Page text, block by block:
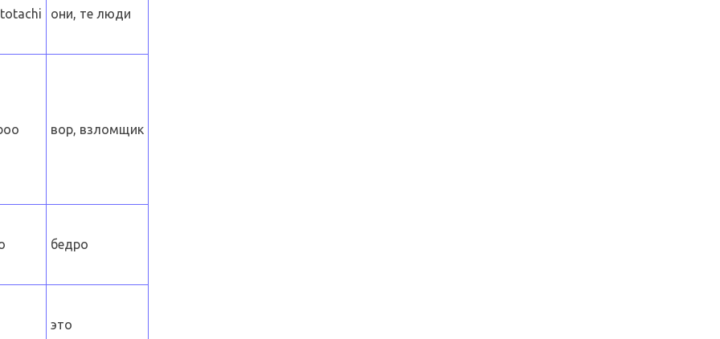
они, те люди
вор, взломщик
бедро
это